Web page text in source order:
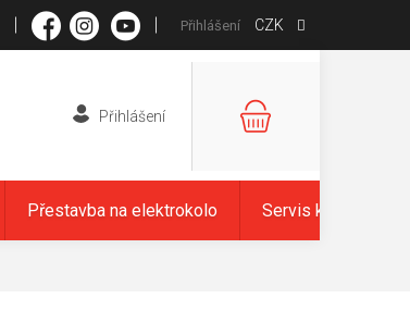
CZK
Přihlášení
NÁKUPNÍ
Přestavba na elektrokolo Servis kol